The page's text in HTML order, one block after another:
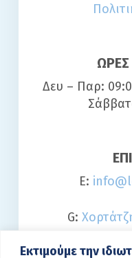
Εκτιμούμε την
ΩΡΕΣ
Δευ – Παρ:
E:
G:
T: